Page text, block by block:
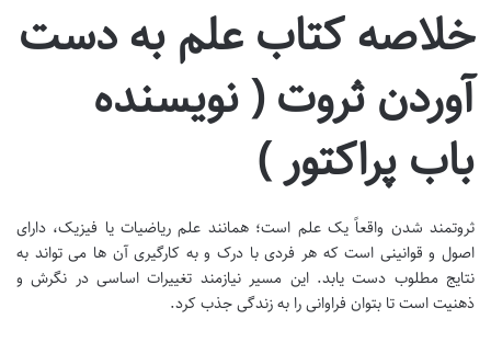
خلاصه کتاب علم به دست
آوردن ثروت ( نویسنده
باب پراکتور )
ثروتمند شدن واقعاً یک علم است؛ همانند علم ریاضیات یا فیزیک، دارای
اصول و قوانینی است که هر فردی با درک و به کارگیری آن ها می تواند به
نتایج مطلوب دست یابد. این مسیر نیازمند تغییرات اساسی در نگرش و
ذهنیت است تا بتوان فراوانی را به زندگی جذب کرد.